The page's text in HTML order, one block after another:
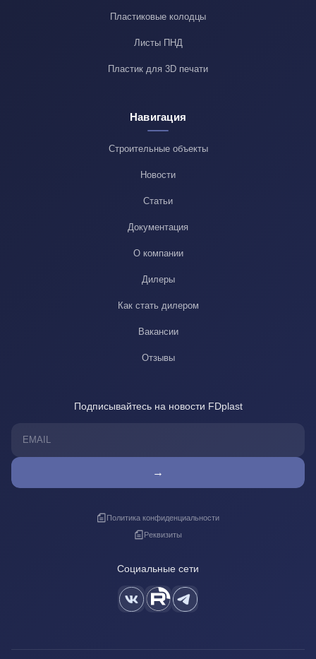
Пластиковые колодцы
Листы ПНД
Пластик для 3D печати
Навигация
Строительные объекты
Новости
Статьи
Документация
О компании
Дилеры
Как стать дилером
Вакансии
Отзывы
Подписывайтесь на новости FDplast
→
Политика конфиденциальности
Реквизиты
Социальные сети